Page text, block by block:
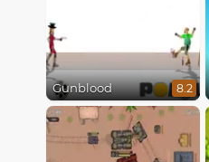
Gunblood 8.2